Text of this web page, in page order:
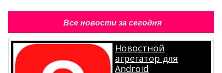
Все новости за сегодня
Новостной
агрегатор для
Android